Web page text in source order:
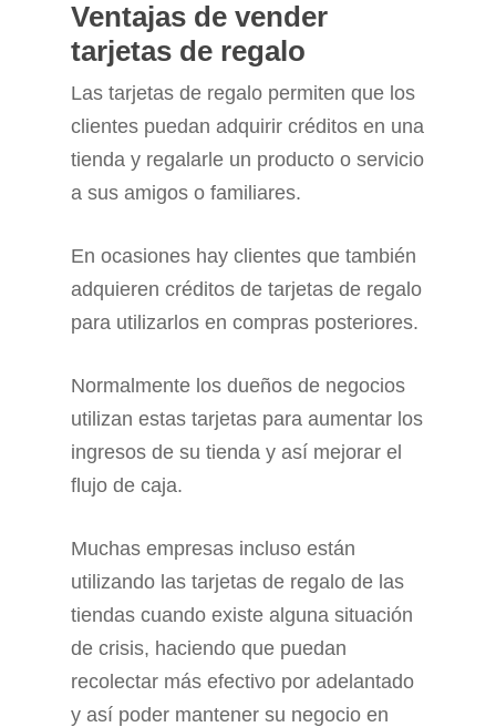
Ventajas de vender
tarjetas de regalo
Las tarjetas de regalo permiten que los
clientes puedan adquirir créditos en una
tienda y regalarle un producto o servicio
a sus amigos o familiares.
En ocasiones hay clientes que también
adquieren créditos de tarjetas de regalo
para utilizarlos en compras posteriores.
Normalmente los dueños de negocios
utilizan estas tarjetas para aumentar los
ingresos de su tienda y así mejorar el
flujo de caja.
Muchas empresas incluso están
utilizando las tarjetas de regalo de las
tiendas cuando existe alguna situación
de crisis, haciendo que puedan
recolectar más efectivo por adelantado
y así poder mantener su negocio en